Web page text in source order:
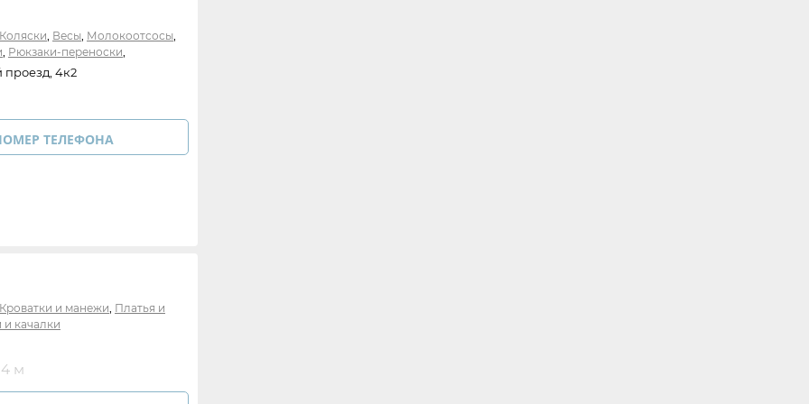
Коляски Весы Молокоотсосы
Рюкзаки-переноски
Москитные сетки
4к2
ТЕЛЕФОНА
Кроватки и манежи Платья и
качалки
м